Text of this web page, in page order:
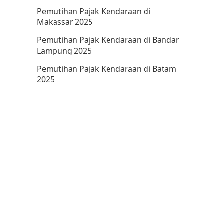
Pemutihan Pajak Kendaraan di
Makassar 2025
Pemutihan Pajak Kendaraan di Bandar
Lampung 2025
Pemutihan Pajak Kendaraan di Batam
2025